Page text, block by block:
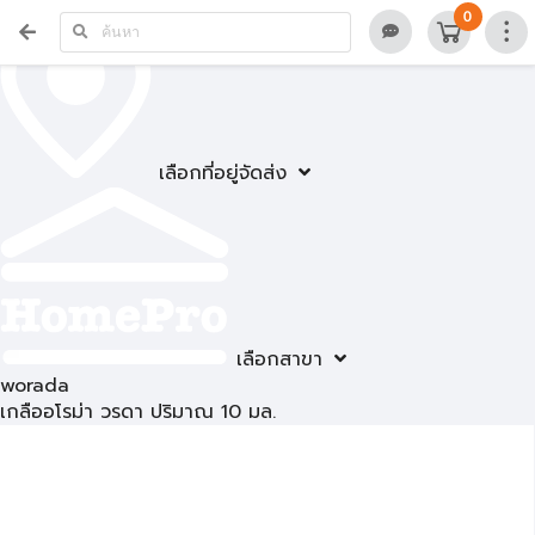
เลือกที่อยู่จัดส่ง
เลือกสาขา
0
worada
เกลืออโรม่า วรดา ปริมาณ 10 มล.